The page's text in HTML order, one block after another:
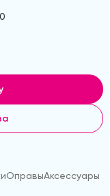
ОправыАксессуары